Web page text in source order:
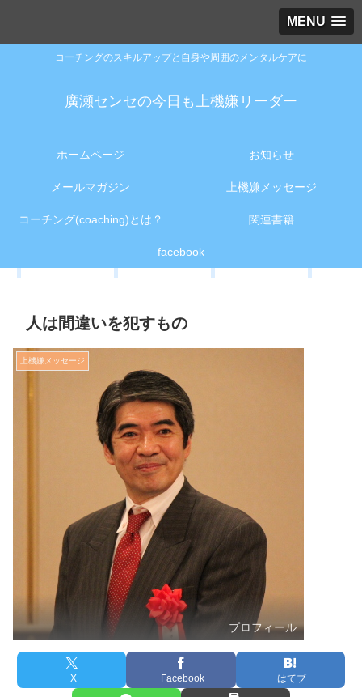
MENU
コーチングのスキルアップと自身や周囲のメンタルケアに
廣瀬センセの今日も上機嫌リーダー
ホームページ お知らせ
メールマガジン 上機嫌メッセージ
コーチング(coaching)とは？ 関連書籍
facebook
人は間違いを犯すもの
上機嫌メッセージ
プロフィール
X Facebook はてブ